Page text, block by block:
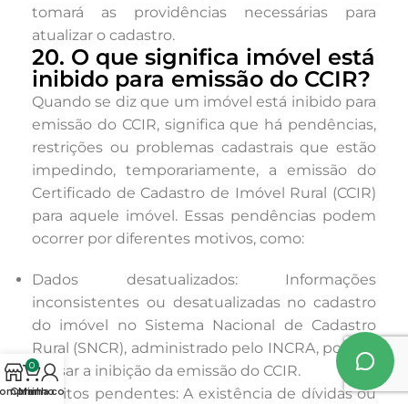
tomará as providências necessárias para
atualizar o cadastro.
20. O que significa imóvel está
inibido para emissão do CCIR?
Quando se diz que um imóvel está inibido para
emissão do CCIR, significa que há pendências,
restrições ou problemas cadastrais que estão
impedindo, temporariamente, a emissão do
Certificado de Cadastro de Imóvel Rural (CCIR)
para aquele imóvel. Essas pendências podem
ocorrer por diferentes motivos, como:
Dados desatualizados: Informações
inconsistentes ou desatualizadas no cadastro
do imóvel no Sistema Nacional de Cadastro
Rural (SNCR), administrado pelo INCRA, podem
causar a inibição da emissão do CCIR.
Débitos pendentes: A existência de dívidas ou
0
Carrinho
Minha conta